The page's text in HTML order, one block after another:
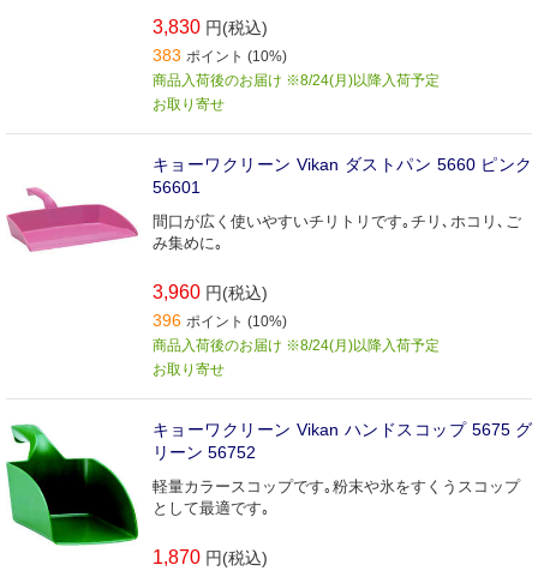
3,830 円(税込)
383 ポイント (10%)
商品入荷後のお届け ※8/24(月)以降入荷予定
お取り寄せ
キョーワクリーン Vikan ダストパン 5660 ピンク
56601
間口が広く使いやすいチリトリです｡チリ､ホコリ､ご
み集めに｡
3,960 円(税込)
396 ポイント (10%)
商品入荷後のお届け ※8/24(月)以降入荷予定
お取り寄せ
キョーワクリーン Vikan ハンドスコップ 5675 グ
リーン 56752
軽量カラースコップです｡粉末や氷をすくうスコップ
として最適です｡
1,870 円(税込)